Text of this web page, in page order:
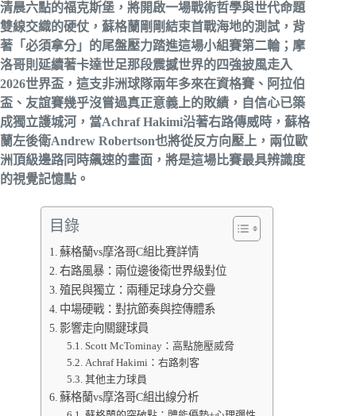
清晨六點的福克斯堡，將開啟一場戰術哲學與世代命題
雙線交織的硬仗，蘇格蘭剛剛結束首戰海地的測試，背
著「必須拿分」的尾盤壓力踏進這場小組賽第二輪；摩
洛哥則延續著卡達世足那段震撼世界的四強披風走入
2026世界盃，這支非洲球隊兩年多來在資格賽、阿拉伯
盃、友誼賽幾乎沒嘗過真正意義上的敗績，自信心已築
成獨立護城河，當Achraf Hakimi沿著右路傳威時，蘇格
蘭左後衛Andrew Robertson也將從反方向壓上，兩位歐
洲頂級邊路同時飆速的畫面，將是這場比賽最具辨識度
的視覺記憶點。
目錄
蘇格蘭vs摩洛哥C組比賽詳情
右路風暴：兩位邊後衛世界級對位
殖民與獨立：兩種足球身分交疊
中場硬戰：對抗節奏與控傳體系
影響走向關鍵球員
Scott McTominay：高點施壓威脅
Achraf Hakimi：右路刺客
其他主力球員
蘇格蘭vs摩洛哥C組出線分析